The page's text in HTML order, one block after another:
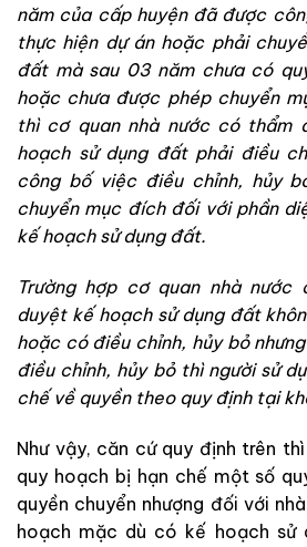
năm của cấp huyện đã được
thực hiện dự án hoặc phải
đất mà sau 03 năm chưa có
hoặc chưa được phép chuyển
thì cơ quan nhà nước có thẩm
hoạch sử dụng đất phải điều
công bố việc điều chỉnh, hủy
chuyển mục đích đối với phần
kế hoạch sử dụng đất.
Trường hợp cơ quan nhà nước
duyệt kế hoạch sử dụng đất
hoặc có điều chỉnh, hủy bỏ
điều chỉnh, hủy bỏ thì người sử
chế về quyền theo quy định tại
Như vậy, căn cứ quy định trên
quy hoạch bị hạn chế một số
quyền chuyển nhượng đối với
hoạch mặc dù có kế hoạch sử